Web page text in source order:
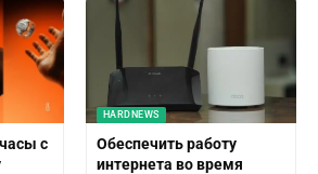
с
HARDNEWS
Обеспечить работу
интернета во время